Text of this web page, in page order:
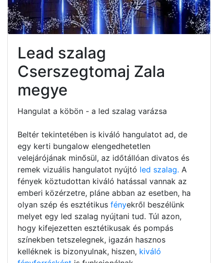
Lead szalag
Cserszegtomaj Zala
megye
Hangulat a köbön - a led szalag varázsa
Beltér tekintetében is kiváló hangulatot ad, de
egy kerti bungalow elengedhetetlen
velejárójának minősül, az időtállóan divatos és
remek vizuális hangulatot nyújtó led szalag. A
fények köztudottan kiváló hatással vannak az
emberi közérzetre, pláne abban az esetben, ha
olyan szép és esztétikus fényekről beszélünk
melyet egy led szalag nyújtani tud. Túl azon,
hogy kifejezetten esztétikusak és pompás
színekben tetszelegnek, igazán hasznos
kelléknek is bizonyulnak, hiszen, kiváló